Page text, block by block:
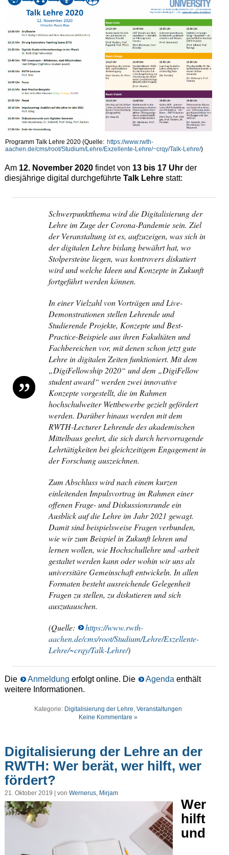
Programm Talk Lehre 2020 (Quelle: https://www.rwth-
aachen.de/cms/root/Studium/Lehre/Exzellente-Lehre/~crqy/Talk-Lehre/)
Am 12. November 2020findet von 13 bis 17 Uhrder
diesjährige digital durchgeführte Talk Lehrestatt:
Schwerpunktthema wird die Digitalisierung der
Lehre im Zuge der Corona-Pandemie sein. Ziel
der Veranstaltung ist es, aufzuzeigen, was sich in
der digitalen Lehre bislang bewährt hat, wo
Stolpersteine liegen, was kontrovers diskutiert
wird und welche Ideen und Konzepte in Zukunft
fortgeführt werden können.
In einer Vielzahl von Vorträgen und Live-
Demonstrationen stellen Lehrende und
Studierende Projekte, Konzepte und Best-
Practice-Beispiele aus ihren Fakultäten und
Fachbereichen vor, mit denen schon jetzt gute
Lehre in digitalen Zeiten funktioniert. Mit dem
„DigiFellowship 2020“ und dem „DigiFellow
student award“ werden zwei innovative
Konzepte vorgestellt, die im Rahmen
hochschulweiter Wettbewerbe gezielt gefördert
werden. Darüber hinaus werden mit dem
RWTH-Lecturer Lehrende des akademischen
Mittelbaus geehrt, die sich durch hervorragende
Lehrtätigkeiten bei gleichzeitigem Engagement in
der Forschung auszeichnen.
Zum Abschluss wird nach einem kurzen
einleitenden Impulsvortrag im Rahmen einer
offenen Frage- und Diskussionsrunde ein
Ausblick auf die Lehre im Jahr 2021 gewagt.
Damit sind beispielsweise Fragen verbunden,
wie wir zum Beispiel in Zukunft lehren und
lernen wollen, wie Hochschullehre und -arbeit
gestaltet werden kann oder wohin wir uns als
universitäre Gemeinschaft entwickeln. In allen
Formaten besteht ausreichende Gelegenheit
Fragen zu stellen, zu diskutieren und sich
auszutauschen.
(Quelle:
https://www.rwth-
aachen.de/cms/root/Studium/Lehre/Exzellente-
Lehre/~crqy/Talk-Lehre/)
Die Anmeldung erfolgt online. Die Agenda enthält
weitere Informationen.
Kategorie: Digitalisierung der Lehre ,Veranstaltungen
Keine Kommentare »
Digitalisierung der Lehre an der
RWTH: Wer berät, wer hilft, wer
fördert?
21. Oktober 2019 | von Wernerus, Mirjam
Wer
hilft
und